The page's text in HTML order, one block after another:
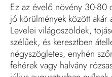
Ez az évelő növény 30-80
jó körülmények között
Levelei világoszöldek,
szélűek, és keresztben
négyszögletes, enyhén
fehérek vagy halvány